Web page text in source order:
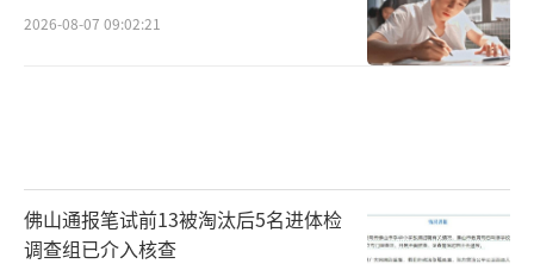
2026-08-07 09:02:21
佛山通报笔试前13被淘汰后5名进体检
调查组已介入核查